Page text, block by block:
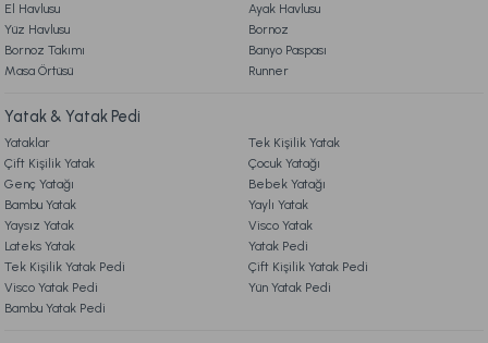
7. KAMPANYA & İNDİRİMLER
9. YATAK & KOLTUK SİPARİŞ VE İADE İŞLEMLERİ
749,00 TL 749,00 TL
TÜKENDİ
749,00 TL
Ücretsiz Kargo
749,00 TL
Ücretsiz Kargo
TÜKENDİ
Love Life Kırlent 50 x 50 - Siyah
TÜKENDİ
Love Life Kırlent 50 x 50 - Gri
El Havlusu
Ayak Havlusu
Yüz Havlusu
Bornoz
Bornoz Takımı
Banyo Paspası
Masa Örtüsü
Runner
Yatak & Yatak Pedi
Yataklar
Tek Kişilik Yatak
Çift Kişilik Yatak
Çocuk Yatağı
Genç Yatağı
Bebek Yatağı
Bambu Yatak
Yaylı Yatak
Yaysız Yatak
Visco Yatak
Lateks Yatak
Yatak Pedi
Tek Kişilik Yatak Pedi
Çift Kişilik Yatak Pedi
Visco Yatak Pedi
Yün Yatak Pedi
Bambu Yatak Pedi